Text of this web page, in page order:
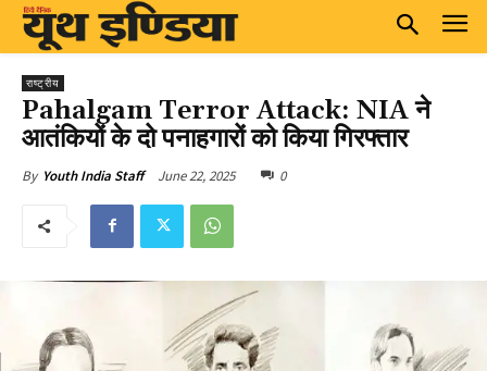
राष्ट्रीय
Pahalgam Terror Attack: NIA ने
आतंकियों के दो पनाहगारों को किया गिरफ्तार
By Youth India Staff June 22, 2025 0